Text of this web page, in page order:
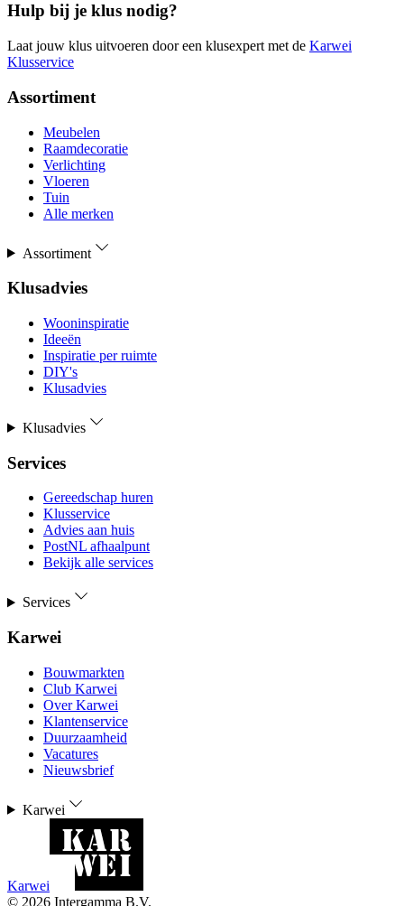
Hulp bij je klus nodig?
Laat jouw klus uitvoeren door een klusexpert met de Karwei
Klusservice
Assortiment
Meubelen
Raamdecoratie
Verlichting
Vloeren
Tuin
Alle merken
Assortiment
Klusadvies
Wooninspiratie
Ideeën
Inspiratie per ruimte
DIY's
Klusadvies
Klusadvies
Services
Gereedschap huren
Klusservice
Advies aan huis
PostNL afhaalpunt
Bekijk alle services
Services
Karwei
Bouwmarkten
Club Karwei
Over Karwei
Klantenservice
Duurzaamheid
Vacatures
Nieuwsbrief
Karwei
Karwei
© 2026 Intergamma B.V.